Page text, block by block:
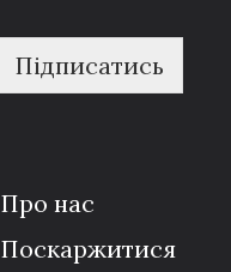
Підписатись
Про нас
Поскаржитися